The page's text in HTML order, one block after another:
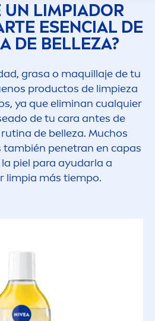
UN LIMPIADOR
ESENCIAL DE
DE BELLEZA?
grasa o maquillaje de tu
productos de limpieza
ya que eliminan cualquier
de tu cara antes de
de belleza. Muchos
también penetran en capas
piel para ayudarla a
limpia más tiempo.